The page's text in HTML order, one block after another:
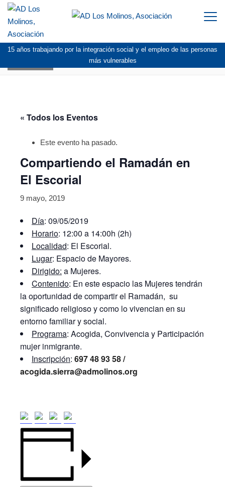
15 años trabajando por la integración social y el empleo de las personas
más vulnerables
« Todos los Eventos
Este evento ha pasado.
Compartiendo el Ramadán en
El Escorial
9 mayo, 2019
Día: 09/05/2019
Horario: 12:00 a 14:00h (2h)
Localidad: El Escorial.
Lugar: Espacio de Mayores.
Dirigido: a Mujeres.
Contenido: En este espacio las Mujeres tendrán
la oportunidad de compartir el Ramadán, su
significado religioso y como lo vivencian en su
entorno familiar y social.
Programa: Acogida, Convivencia y Participación
mujer inmigrante.
Inscripción: 697 48 93 58 /
acogida.sierra@admolinos.org